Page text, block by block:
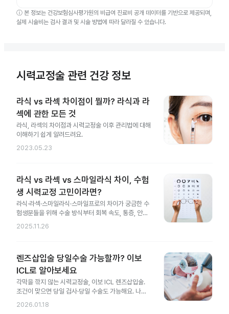
ⓘ 본 정보는 건강보험심사평가원의 비급여 진료비 공개 데이터를 기반으로 제공되며,
실제 시술비는 검사 결과 및 시술 방법에 따라 달라질 수 있습니다.
시력교정술 관련 건강 정보
라식 vs 라섹 차이점이 뭘까? 라식과 라
섹에 관한 모든 것
라식, 라섹의 차이점과 시력교정술 이후 관리법에 대해
이해하기 쉽게 알려드려요.
2023.05.23
라식 vs 라섹 vs 스마일라식 차이, 수험
생 시력교정 고민이라면?
라식·라섹·스마일라식·스마일프로의 차이가 궁금한 수
험생분들을 위해 수술 방식부터 회복 속도, 통증, 안전
성 차이까지 한 번에 정리했어요.
2025.11.26
렌즈삽입술 당일수술 가능할까? 이보
ICL로 알아보세요
각막을 깎지 않는 시력교정술, 이보 ICL 렌즈삽입술.
조건이 맞으면 당일 검사·당일 수술도 가능해요. 나에
게도 가능한지 지금 확인해 보세요.
2026.01.18